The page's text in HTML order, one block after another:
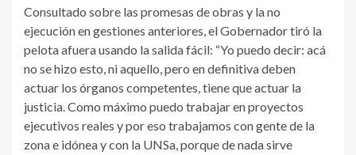
Consultado sobre las promesas de obras y la no
ejecución en gestiones anteriores, el Gobernador tiró la
pelota afuera usando la salida fácil: “Yo puedo decir: acá
no se hizo esto, ni aquello, pero en definitiva deben
actuar los órganos competentes, tiene que actuar la
justicia. Como máximo puedo trabajar en proyectos
ejecutivos reales y por eso trabajamos con gente de la
zona e idónea y con la UNSa, porque de nada sirve